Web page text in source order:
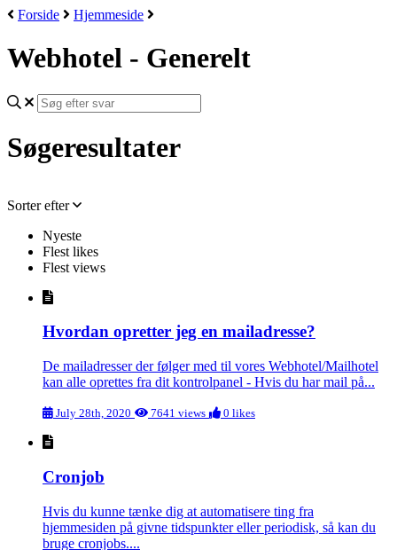
Forside Hjemmeside
Webhotel - Generelt
Søgeresultater
Sorter efter
Nyeste
Flest likes
Flest views
Hvordan opretter jeg en mailadresse?
De mailadresser der følger med til vores Webhotel/Mailhotel
kan alle oprettes fra dit kontrolpanel - Hvis du har mail på...
July 28th, 2020 7641 views 0 likes
Cronjob
Hvis du kunne tænke dig at automatisere ting fra
hjemmesiden på givne tidspunkter eller periodisk, så kan du
bruge cronjobs....